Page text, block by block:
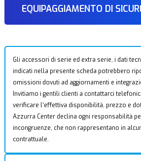
EQUIPAGGIAMENTO DI
Gli accessori di serie ed extra serie, i dati
indicati nella presente scheda potrebbero
omissioni dovuti ad aggiornamenti e
Invitiamo i gentili clienti a contattarci
verificare l’effettiva disponibilità, prezzo e
Azzurra Center declina ogni responsabilità
incongruenze, che non rappresentano in
contrattuale.